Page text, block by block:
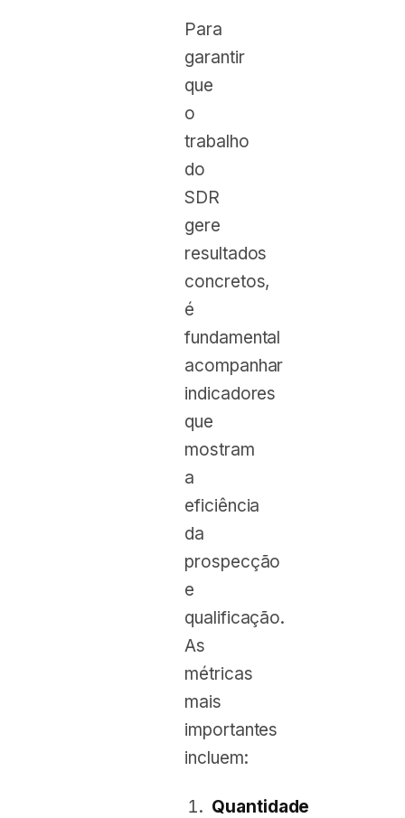
Para
garantir
que
o
trabalho
do
SDR
gere
resultados
concretos,
é
fundamental
acompanhar
indicadores
que
mostram
a
eficiência
da
prospecção
e
qualificação.
As
métricas
mais
importantes
incluem:
Quantidade